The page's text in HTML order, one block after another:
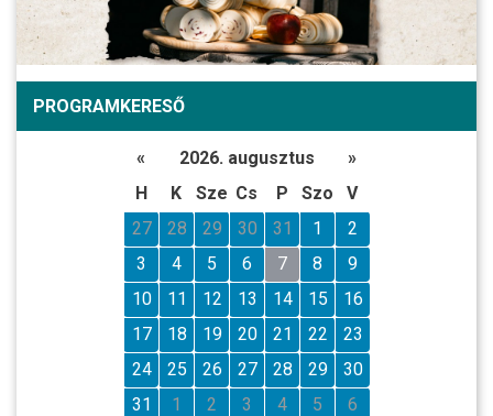
PROGRAMKERESŐ
« 2026. augusztus
»
H
K Sze Cs P Szo
V
27
28 29 30 31 1
2
3
4 5 6 7 8
9
10
11 12 13 14 15
16
17
18 19 20 21 22
23
24
25 26 27 28 29
30
31
1 2 3 4 5 6